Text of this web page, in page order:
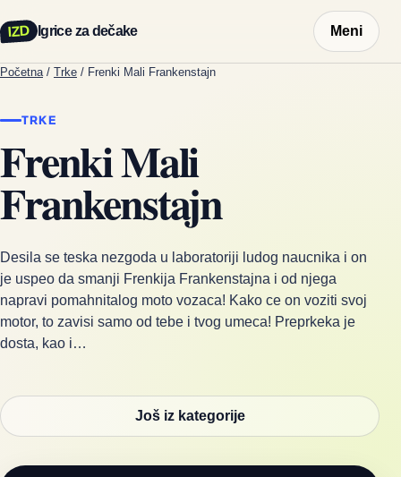
IZD Igrice za dečake Meni
Početna / Trke / Frenki Mali Frankenstajn
TRKE
Frenki Mali
Frankenstajn
Desila se teska nezgoda u laboratoriji ludog naucnika i on
je uspeo da smanji Frenkija Frankenstajna i od njega
napravi pomahnitalog moto vozaca! Kako ce on voziti svoj
motor, to zavisi samo od tebe i tvog umeca! Preprkeka je
dosta, kao i…
Još iz kategorije